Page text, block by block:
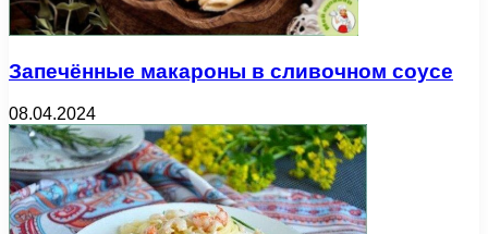
Запечённые макароны в сливочном соусе
08.04.2024